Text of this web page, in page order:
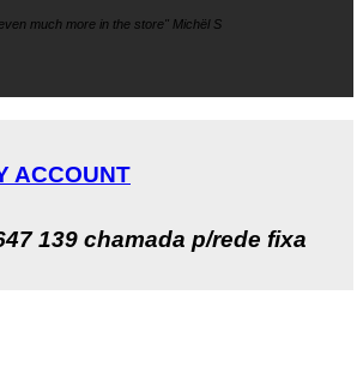
much more in the store" Michël S
ACCOUNT
139 chamada p/rede fixa